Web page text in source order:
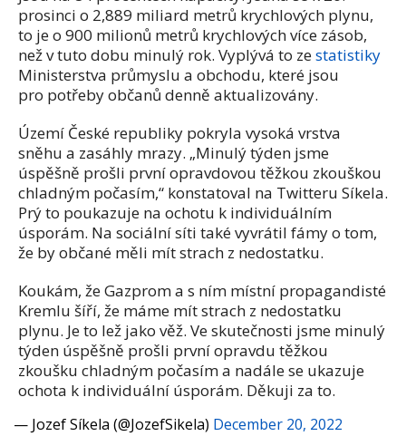
prosinci o 2,889 miliard metrů krychlových plynu,
to je o 900 milionů metrů krychlových více zásob,
než v tuto dobu minulý rok. Vyplývá to zestatistiky
Ministerstva průmyslu a obchodu, které jsou
pro potřeby občanů denně aktualizovány.
Území České republiky pokryla vysoká vrstva
sněhu a zasáhly mrazy. „Minulý týden jsme
úspěšně prošli první opravdovou těžkou zkouškou
chladným počasím,“ konstatoval na Twitteru Síkela.
Prý to poukazuje na ochotu k individuálním
úsporám. Na sociální síti také vyvrátil fámy o tom,
že by občané měli mít strach z nedostatku.
Koukám, že Gazprom a s ním místní propagandisté
Kremlu šíří, že máme mít strach z nedostatku
plynu. Je to lež jako věž. Ve skutečnosti jsme minulý
týden úspěšně prošli první opravdu těžkou
zkoušku chladným počasím a nadále se ukazuje
ochota k individuální úsporám. Děkuji za to.
— Jozef Síkela (@JozefSikela) December 20, 2022